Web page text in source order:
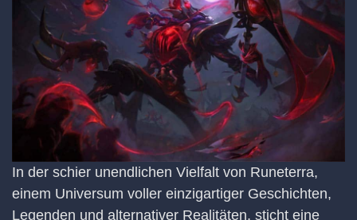
In der schier unendlichen Vielfalt von Runeterra,
einem Universum voller einzigartiger Geschichten,
Legenden und alternativer Realitäten, sticht eine